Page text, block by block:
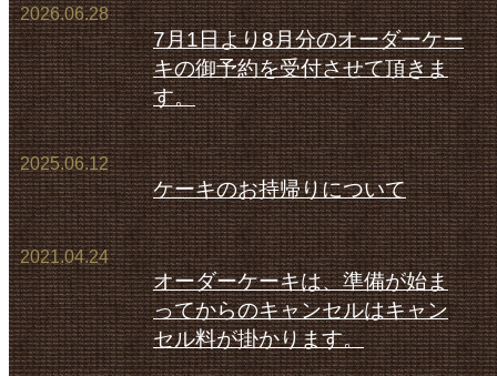
2026.06.28
7月1日より8月分のオーダーケー
キの御予約を受付させて頂きま
す。
2025.06.12
ケーキのお持帰りについて
2021.04.24
オーダーケーキは、準備が始ま
ってからのキャンセルはキャン
セル料が掛かります。